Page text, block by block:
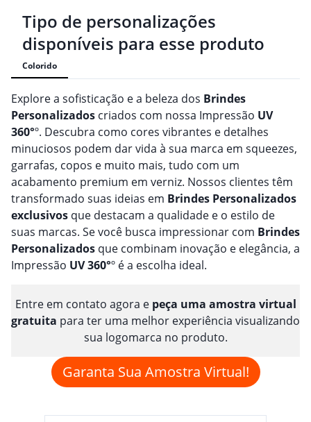
Tipo de personalizações
disponíveis para esse produto
Colorido
Explore a sofisticação e a beleza dos Brindes
Personalizados criados com nossa Impressão UV
360°º. Descubra como cores vibrantes e detalhes
minuciosos podem dar vida à sua marca em squeezes,
garrafas, copos e muito mais, tudo com um
acabamento premium em verniz. Nossos clientes têm
transformado suas ideias em Brindes Personalizados
exclusivos que destacam a qualidade e o estilo de
suas marcas. Se você busca impressionar com Brindes
Personalizados que combinam inovação e elegância, a
Impressão UV 360°º é a escolha ideal.
Entre em contato agora e peça uma amostra virtual
gratuita para ter uma melhor experiência visualizando
sua logomarca no produto.
Garanta Sua Amostra Virtual!